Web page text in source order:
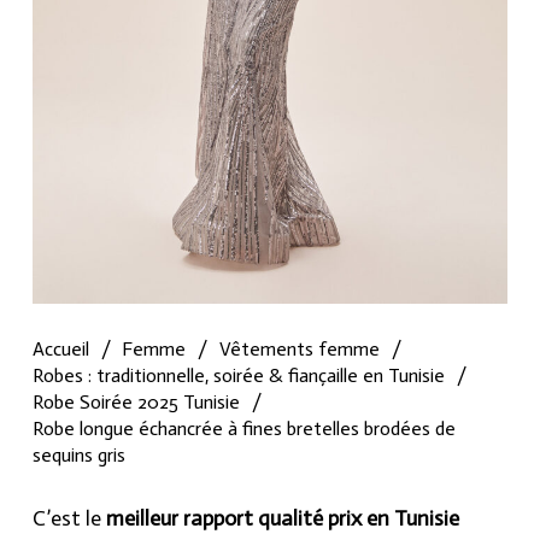
Accueil / Femme / Vêtements femme
/
Robes : traditionnelle, soirée & fiançaille en Tunisie
/
Robe Soirée 2025 Tunisie
/
Robe longue échancrée à fines bretelles brodées de
sequins gris
C’est le meilleur rapport qualité prix en Tunisie